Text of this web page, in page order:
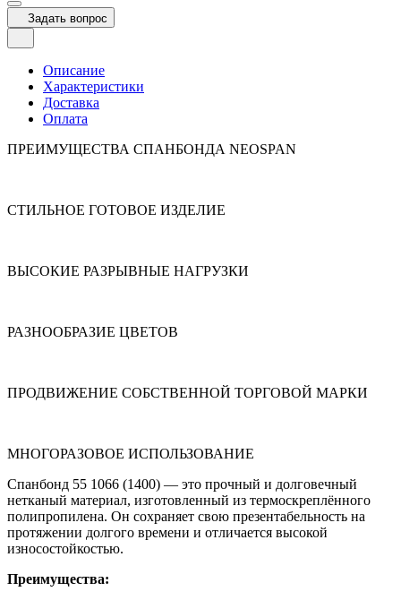
Задать вопрос
Описание
Характеристики
Доставка
Оплата
ПРЕИМУЩЕСТВА СПАНБОНДА NEOSPAN
СТИЛЬНОЕ ГОТОВОЕ ИЗДЕЛИЕ
ВЫСОКИЕ РАЗРЫВНЫЕ НАГРУЗКИ
РАЗНООБРАЗИЕ ЦВЕТОВ
ПРОДВИЖЕНИЕ СОБСТВЕННОЙ ТОРГОВОЙ МАРКИ
МНОГОРАЗОВОЕ ИСПОЛЬЗОВАНИЕ
Спанбонд 55 1066 (1400) — это прочный и долговечный
нетканый материал, изготовленный из термоскреплённого
полипропилена. Он сохраняет свою презентабельность на
протяжении долгого времени и отличается высокой
износостойкостью.
Преимущества: